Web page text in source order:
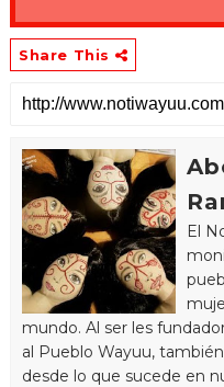
Share This
El
mundo. Al ser les
al Pueblo Wayuu,
desde lo que sucede en